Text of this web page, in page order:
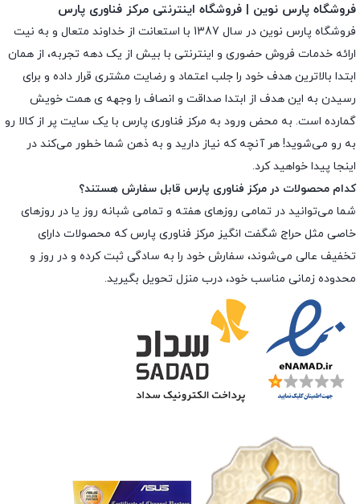
فروشگاه پارس نوین | فروشگاه اینترنتی مرکز فناوری پارس
فروشگاه پارس نوین در سال 1387 با استعانت از خداوند متعال و به نیت
ارائه خدمات فروش حضوری و اینترنتی با بیش از یک دهه تجربه، از همان
ابتدا بالاترین هدف خود را جلب اعتماد و رضایت مشتری قرار داده و براى
رسیدن به این هدف از ابتدا صداقت و انصاف را وجهه ى همت خویش
گمارده است. به محض ورود به مرکز فناوری پارس با یک سایت پر از کالا رو
به رو می‌شوید! هر آنچه که نیاز دارید و به ذهن شما خطور می‌کند در
اینجا پیدا خواهید کرد.
کدام محصولات در مرکز فناوری پارس قابل سفارش هستند؟
شما می‌توانید در تمامی روزهای هفته و تمامی شبانه روز یا در روزهای
خاصی مثل حراج شگفت انگیز مرکز فناوری پارس که محصولات دارای
تخفیف عالی می‌شوند، سفارش خود را به سادگی ثبت کرده و در روز و
محدوده زمانی مناسب خود، درب منزل تحویل بگیرید.